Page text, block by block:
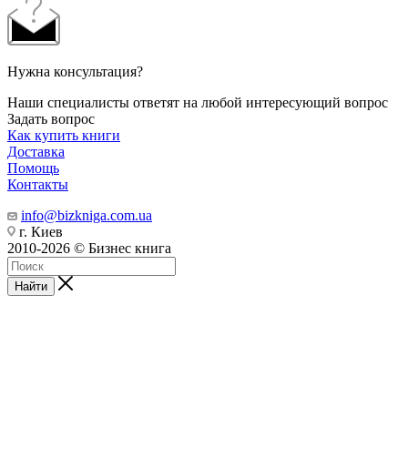
Нужна консультация?
Наши специалисты ответят на любой интересующий вопрос
Задать вопрос
Как купить книги
Доставка
Помощь
Контакты
info@bizkniga.com.ua
г. Киев
2010-2026 © Бизнес книга
Найти